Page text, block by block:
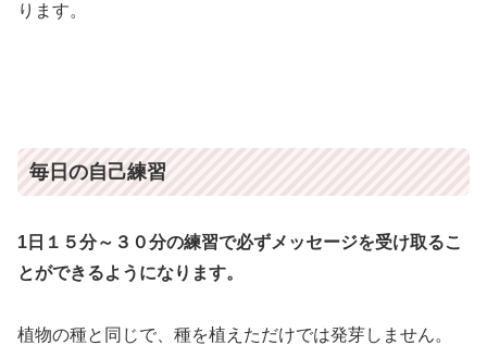
ります。
毎日の自己練習
1日１５分～３０分の練習で必ずメッセージを受け取るこ
とができるようになります。
植物の種と同じで、種を植えただけでは発芽しません。